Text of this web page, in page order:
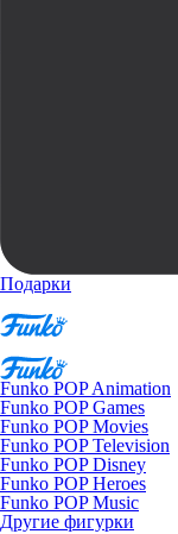
Подарки
Funko POP Animation
Funko POP Games
Funko POP Movies
Funko POP Television
Funko POP Disney
Funko POP Heroes
Funko POP Music
Другие фигурки